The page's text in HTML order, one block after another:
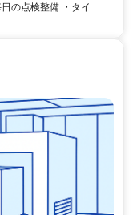
の点検整備 ・タイ...